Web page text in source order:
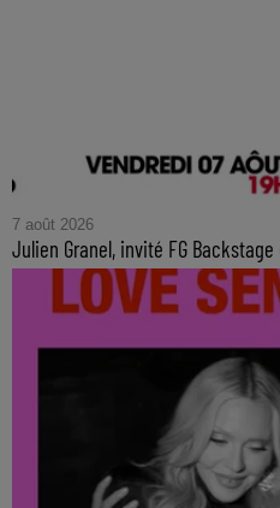
7 août 2026
Julien Granel, invité FG